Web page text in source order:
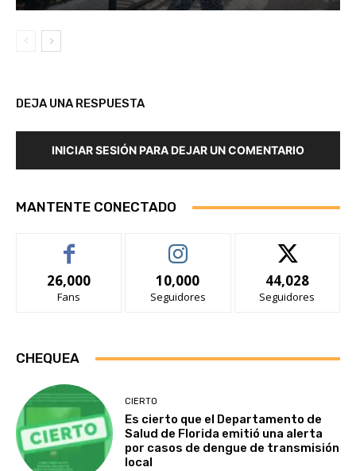
DEJA UNA RESPUESTA
INICIAR SESIÓN PARA DEJAR UN COMENTARIO
MANTENTE CONECTADO
26,000
Fans
10,000
Seguidores
44,028
Seguidores
CHEQUEA
CIERTO
Es cierto que el Departamento de
Salud de Florida emitió una alerta
por casos de dengue de transmisión
local